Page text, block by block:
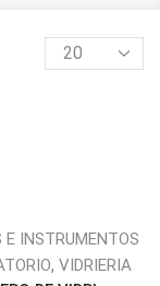
E INSTRUMENTOS
, VIDRIERIA